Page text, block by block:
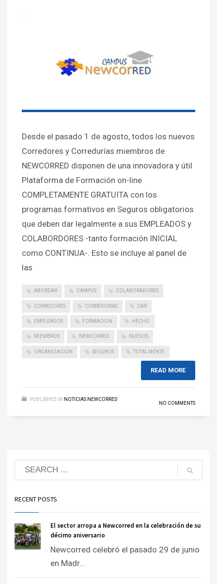
Desde el pasado 1 de agosto, todos los nuevos
Corredores y Corredurías miembros de
NEWCORRED disponen de una innovadora y útil
Plataforma de Formación on-line
COMPLETAMENTE GRATUITA con los
programas formativos en Seguros obligatorios
que deben dar legalmente a sus EMPLEADOS y
COLABORDORES -tanto formación INICIAL
como CONTINUA-. Esto se incluye al panel de
las
ABORDAR CAMPUS COLABORADORES
CORREDORES CORREDURIAS DAR
EMPLEADOS FORMACION HECHO
MIEMBROS NEWCORRED NUEVOS
ORGANIZACION SEGUROS TOTALMENTE
READ MORE
PUBLISHED IN NOTICIAS NEWCORRED
NO COMMENTS
RECENT POSTS
El sector arropa a Newcorred en la celebración de su
décimo aniversario
Newcorred celebró el pasado 29 de junio
en Madr...